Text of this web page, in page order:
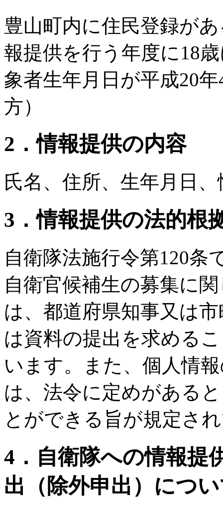
豊山町内に住民登録が
報提供を行う年度に18
象者生年月日が平成20
方）
2．情報提供の内容
氏名、住所、生年月日、
3．情報提供の法的根
自衛隊法施行令第120条
自衛官候補生の募集に
は、都道府県知事又は
は資料の提出を求める
います。また、個人情
は、法令に定めがある
とができる旨が規定さ
4．自衛隊への情報提
出（除外申出）につ